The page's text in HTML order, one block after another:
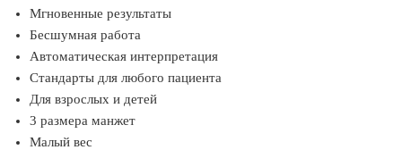
Мгновенные результаты
Бесшумная работа
Автоматическая интерпретация
Стандарты для любого пациента
Для взрослых и детей
3 размера манжет
Малый вес